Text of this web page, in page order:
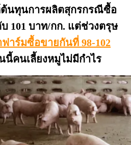
ต้นทุนการผลิตสุกรกรณีซื้อ
101 บาท/กก. แต่ช่วงตรุษ
าร์มซื้อขายกันที่ 98-102
นี้คนเลี้ยงหมูไม่มีกำไร